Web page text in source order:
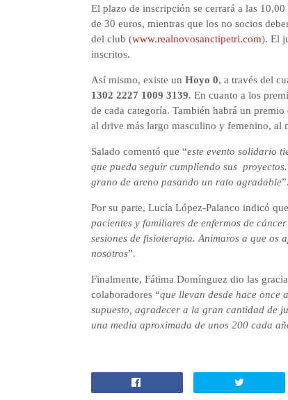
El plazo de inscripción se cerrará a las
de 30 euros, mientras que los no socios
del club (www.realnovosanctipetri.com). El
inscritos.
Así mismo, existe un Hoyo 0, a través del
1302 2227 1009 3139. En cuanto a los
de cada categoría. También habrá un premio
al drive más largo masculino y femenino, al
Salado comentó que “este evento solidario
que pueda seguir cumpliendo sus
grano de areno pasando un rato agradable”.
Por su parte, Lucía López-Palanco indicó
pacientes y familiares de enfermos de
sesiones de fisioterapia. Animaros a que os
nosotros”.
Finalmente, Fátima Domínguez dio las
colaboradores “que llevan desde hace once
supuesto, agradecer a la gran cantidad de
una media aproximada de unos 200 cada